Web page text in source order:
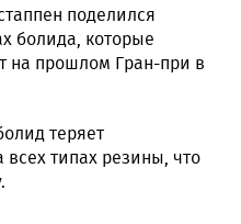
поделился
болида, которые
на прошлом Гран-при в
теряет
всех типах резины, что